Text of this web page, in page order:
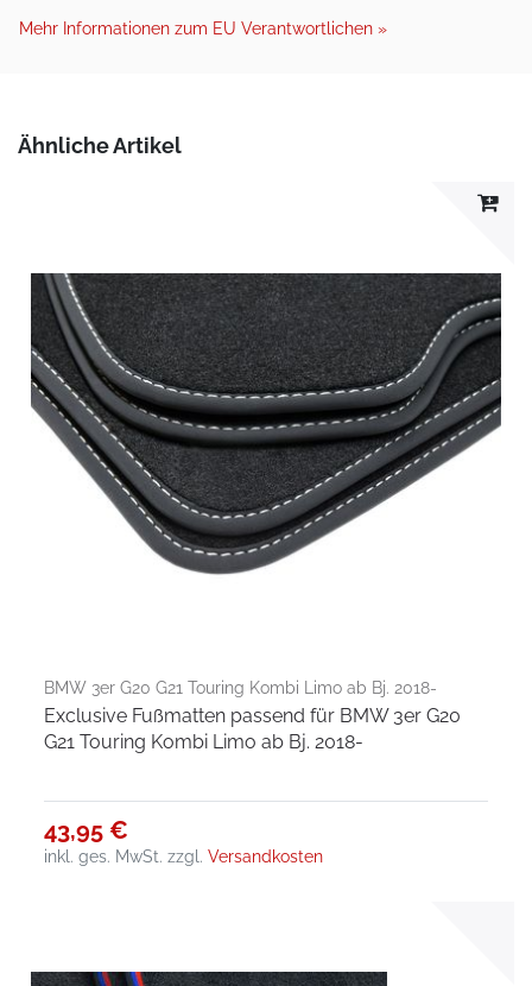
Mehr Informationen zum EU Verantwortlichen »
Ähnliche Artikel
BMW 3er G20 G21 Touring Kombi Limo ab Bj. 2018-
Exclusive Fußmatten passend für BMW 3er G20
G21 Touring Kombi Limo ab Bj. 2018-
43,95 €
inkl. ges. MwSt. zzgl.Versandkosten